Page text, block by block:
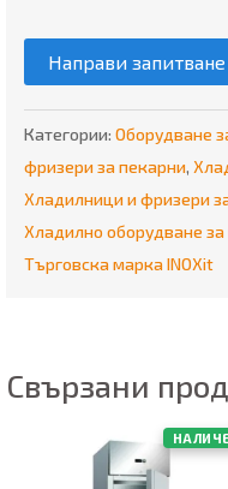
Направи запитване
Категории: Оборудване
фризери за пекарни,
Хладилници и фризери
Хладилно оборудване
Търговска марка INOXit
Свързани